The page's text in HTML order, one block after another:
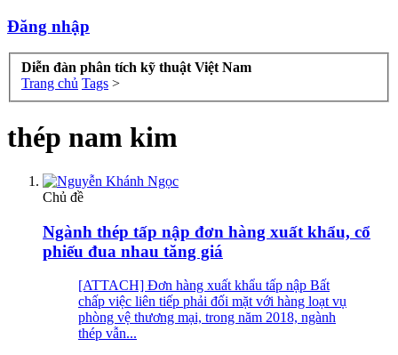
Đăng nhập
Diễn đàn phân tích kỹ thuật Việt Nam
Trang chủ Tags >
thép nam kim
Chủ đề
Ngành thép tấp nập đơn hàng xuất khẩu, cổ
phiếu đua nhau tăng giá
[ATTACH] Đơn hàng xuất khẩu tấp nập Bất
chấp việc liên tiếp phải đối mặt với hàng loạt vụ
phòng vệ thương mại, trong năm 2018, ngành
thép vẫn...